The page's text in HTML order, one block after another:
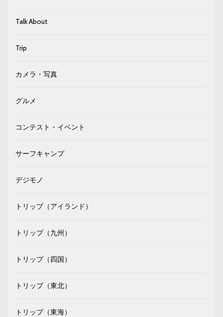
Talk About
Trip
カメラ・写真
グルメ
コンテスト・イベント
サーフキャンプ
デジモノ
トリップ（アイランド）
トリップ（九州）
トリップ（四国）
トリップ（東北）
トリップ（東海）